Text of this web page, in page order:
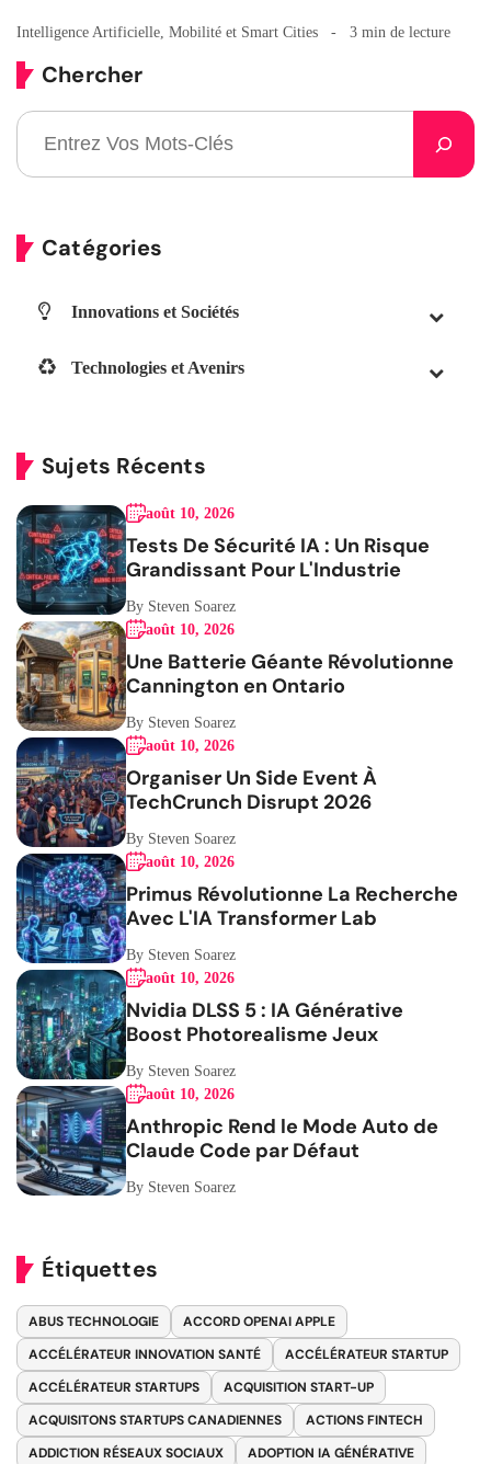
Intelligence Artificielle, Mobilité et Smart Cities 3 min de lecture
Chercher
Catégories
Innovations et Sociétés
Technologies et Avenirs
Sujets Récents
août 10, 2026
Tests De Sécurité IA : Un Risque
Grandissant Pour L'Industrie
By Steven Soarez
août 10, 2026
Une Batterie Géante Révolutionne
Cannington en Ontario
By Steven Soarez
août 10, 2026
Organiser Un Side Event À
TechCrunch Disrupt 2026
By Steven Soarez
août 10, 2026
Primus Révolutionne La Recherche
Avec L'IA Transformer Lab
By Steven Soarez
août 10, 2026
Nvidia DLSS 5 : IA Générative
Boost Photorealisme Jeux
By Steven Soarez
août 10, 2026
Anthropic Rend le Mode Auto de
Claude Code par Défaut
By Steven Soarez
Étiquettes
ABUS TECHNOLOGIE
ACCORD OPENAI APPLE
ACCÉLÉRATEUR INNOVATION SANTÉ
ACCÉLÉRATEUR STARTUP
ACCÉLÉRATEUR STARTUPS
ACQUISITION START-UP
ACQUISITONS STARTUPS CANADIENNES
ACTIONS FINTECH
ADDICTION RÉSEAUX SOCIAUX
ADOPTION IA GÉNÉRATIVE